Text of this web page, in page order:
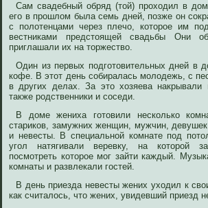
Сам свадебный обряд (той) проходил в
его в прошлом была семь дней, позже он
с полотенцами через плечо, которое им
вестниками предстоящей свадьбы Они
приглашали их на торжество.
Один из первых подготовительных дней в
кофе. В этот день собиралась молодежь, с
в других делах. За это хозяева
также родственники и соседи.
В доме жениха готовили несколько
стариков, замужних женщин, мужчин,
и невесты. В специальной комнате под
угол натягивали веревку, на которой
посмотреть которое мог зайти каждый.
комнаты и развлекали гостей.
В день приезда невесты жених уходил к
как считалось, что жених, увидевший приезд